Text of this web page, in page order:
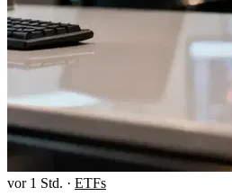
vor 1 Std. · ETFs